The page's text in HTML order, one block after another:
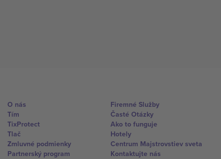
O nás
Tím
TixProtect
Tlač
Zmluvné podmienky
Partnerský program
Firemné Služby
Časté Otázky
Ako to funguje
Hotely
Centrum Majstrovstiev sveta
Kontaktujte nás